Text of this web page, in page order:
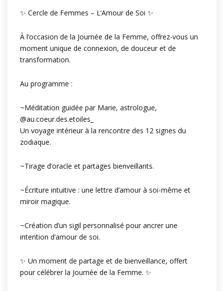
✨ Cercle de Femmes – L’Amour de Soi ✨
À l’occasion de la Journée de la Femme, offrez-vous un
moment unique de connexion, de douceur et de
transformation.
Au programme :
~Méditation guidée par Marie, astrologue,
@au.coeur.des.etoiles_
Un voyage intérieur à la rencontre des 12 signes du
zodiaque.
~Tirage d’oracle et partages bienveillants.
~Écriture intuitive : une lettre d’amour à soi-même et
miroir magique.
~Création d’un sigil personnalisé pour ancrer une
intention d’amour de soi.
✨ Un moment de partage et de bienveillance, offert
pour célébrer la Journée de la Femme. ✨